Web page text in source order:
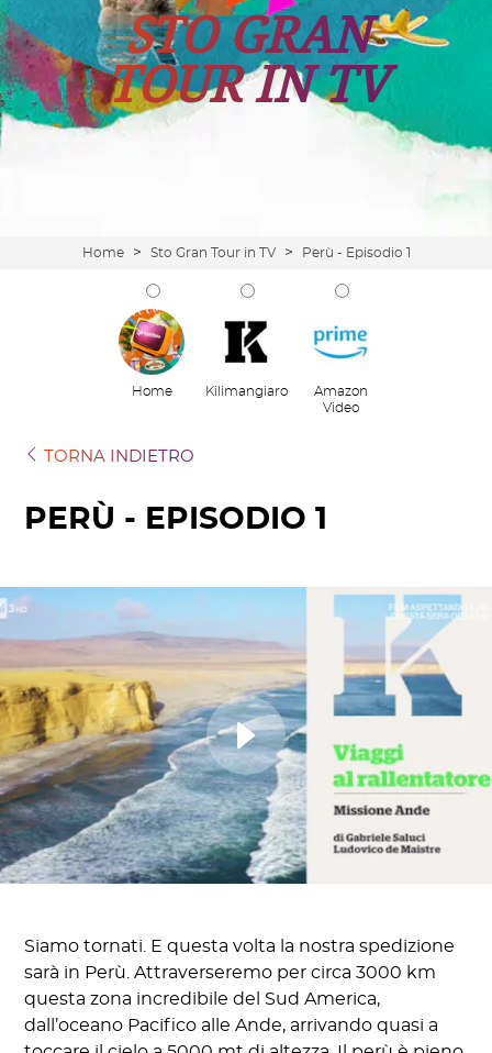
STO GRAN
TOUR IN TV
Home > Sto Gran Tour in TV > Perù - Episodio 1
Home Kilimangiaro
Amazon
Video
TORNA INDIETRO
PERÙ - EPISODIO 1
Siamo tornati. E questa volta la nostra spedizione
sarà in Perù. Attraverseremo per circa 3000 km
questa zona incredibile del Sud America,
dall’oceano Pacifico alle Ande, arrivando quasi a